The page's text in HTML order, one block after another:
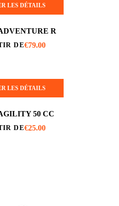
LES DÉTAILS
R
DE€79.00
LES DÉTAILS
50 CC
DE€25.00